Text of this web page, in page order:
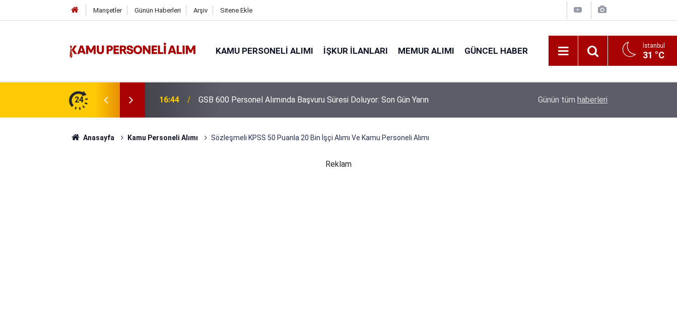
Manşetler Günün Haberleri Arşiv Sitene Ekle
KAMU PERSONELI ALIMI İŞKUR İLANLARI MEMUR ALIMI GÜNCEL HABER İstanbul
31 °C
24
Gündemde! Bakan Çiftçi Süreci
16:44 GSB 600 Personel Alımında Başvuru Süresi Doluyor: Son Gün Yarın Kıyı Emniyeti Genel Müdürlüğü 26 İşçi Alımı
Günün tüm haberleri
Anasayfa Kamu Personeli Alımı Sözleşmeli KPSS 50 Puanla 20 Bin İşçi Alımı Ve Kamu Personeli Alımı
Reklam